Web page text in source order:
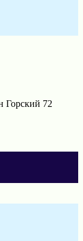
Горский 72